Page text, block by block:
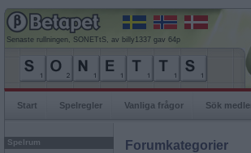
Senaste rullningen, SONETtS, av billy1337 gav 64p
Start Spelregler Vanliga frågor Sök
Spelrum Forumkategorier